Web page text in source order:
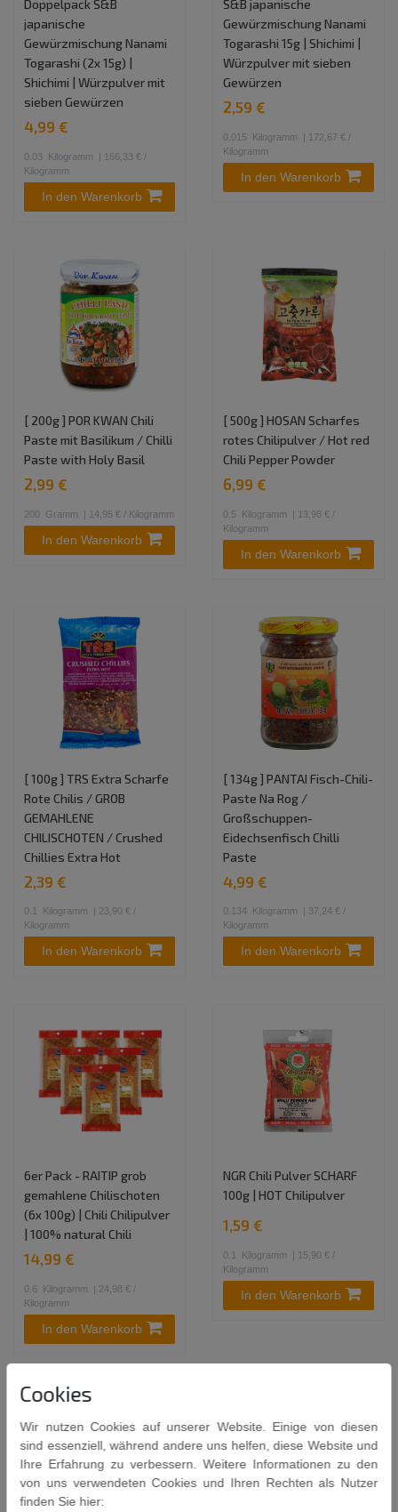
Doppelpack S&B
japanische
Gewürzmischung Nanami
Togarashi (2x 15g) |
Shichimi | Würzpulver mit
sieben Gewürzen
4,99 €
0.03 Kilogramm
| 166,33 € /
Kilogramm
In den Warenkorb
S&B japanische
Gewürzmischung Nanami
Togarashi 15g | Shichimi |
Würzpulver mit sieben
Gewürzen
2,59 €
0.015 Kilogramm
| 172,67 € /
Kilogramm
In den Warenkorb
[ 200g ] POR KWAN Chili
Paste mit Basilikum / Chilli
Paste with Holy Basil
2,99 €
200 Gramm | 14,95 € / Kilogramm
In den Warenkorb
[ 500g ] HOSAN Scharfes
rotes Chilipulver / Hot red
Chili Pepper Powder
6,99 €
0.5 Kilogramm
| 13,98 € /
Kilogramm
In den Warenkorb
[ 100g ] TRS Extra Scharfe
Rote Chilis / GROB
GEMAHLENE
CHILISCHOTEN / Crushed
Chillies Extra Hot
2,39 €
0.1 Kilogramm
| 23,90 € /
Kilogramm
In den Warenkorb
[ 134g ] PANTAI Fisch-Chili-
Paste Na Rog /
Großschuppen-
Eidechsenfisch Chilli
Paste
4,99 €
0.134 Kilogramm
| 37,24 € /
Kilogramm
In den Warenkorb
6er Pack - RAITIP grob
gemahlene Chilischoten
(6x 100g) | Chili Chilipulver
| 100% natural Chili
14,99 €
0.6 Kilogramm
| 24,98 € /
Kilogramm
In den Warenkorb
NGR Chili Pulver SCHARF
100g | HOT Chilipulver
1,59 €
0.1 Kilogramm
| 15,90 € /
Kilogramm
In den Warenkorb
Cookies
Wir nutzen Cookies auf unserer Website. Einige von diesen
sind essenziell, während andere uns helfen, diese Website und
Ihre Erfahrung zu verbessern. Weitere Informationen zu den
von uns verwendeten Cookies und Ihren Rechten als Nutzer
finden Sie hier: